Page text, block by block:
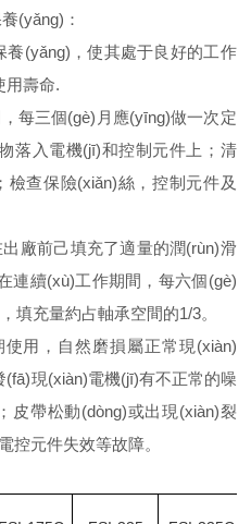
(yǎng)：
(yǎng)，使其處于良好的工作
用壽命.
三個(gè)月應(yīng)做一次定
落入電機(jī)和控制元件上；清
查保險(xiǎn)絲，控制元件及
廠前己填充了適量的潤(rùn)滑
連續(xù)工作期間，每六個(gè)
填充量約占軸承空間的1/3。
用，自然磨損屬正常現(xiàn)
現(xiàn)電機(jī)有不正常的噪
皮帶松動(dòng)或出現(xiàn)裂
控元件失效等故障。